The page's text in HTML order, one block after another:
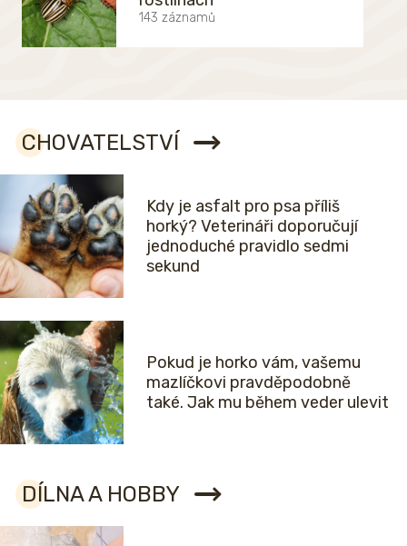
143 záznamů
CHOVATELSTVÍ
Kdy je asfalt pro psa příliš
horký? Veterináři doporučují
jednoduché pravidlo sedmi
sekund
Pokud je horko vám, vašemu
mazlíčkovi pravděpodobně
také. Jak mu během veder ulevit
DÍLNA A HOBBY